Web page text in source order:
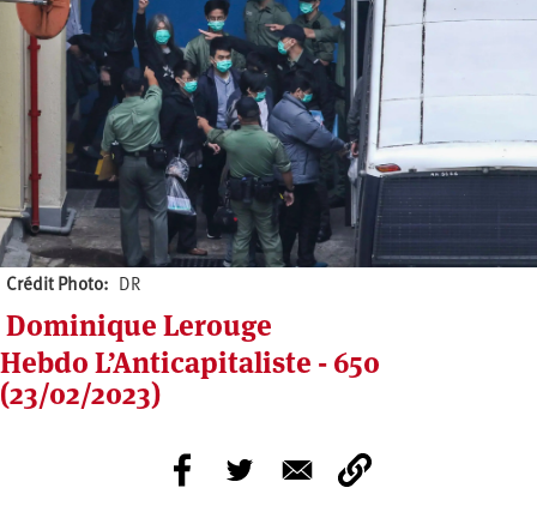
Crédit Photo DR
Dominique Lerouge
Hebdo L’Anticapitaliste - 650
(23/02/2023)